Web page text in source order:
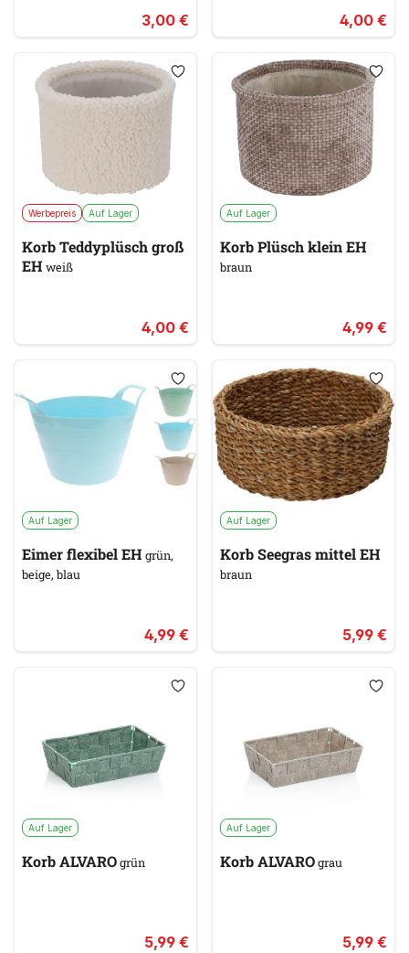
3,00 € 4,00 €
Werbepreis Auf Lager
Korb Teddyplüsch groß
EH weiß
4,00 €
Auf Lager
Korb Plüsch klein EH
braun
4,99 €
Auf Lager
Eimer flexibel EH grün,
beige, blau
4,99 €
Auf Lager
Korb Seegras mittel EH
braun
5,99 €
Auf Lager
Korb ALVAROgrün
5,99 €
Auf Lager
Korb ALVAROgrau
5,99 €